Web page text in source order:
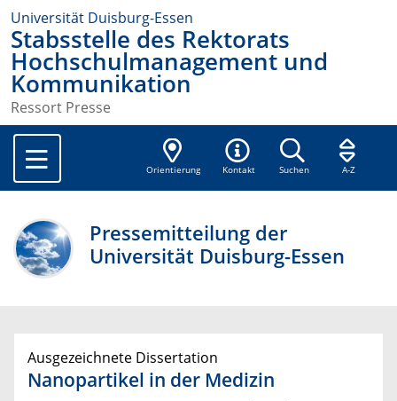
Universität Duisburg-Essen
Stabsstelle des Rektorats
Hochschulmanagement und
Kommunikation
Ressort Presse
Orientierung Kontakt Suchen A-Z
Pressemitteilung der
Universität Duisburg-Essen
Ausgezeichnete Dissertation
Nanopartikel in der Medizin